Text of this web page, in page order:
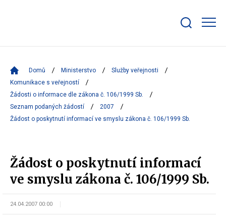
bar
Domů Ministerstvo
Služby veřejnosti
Komunikace s veřejností
Žádosti o informace dle zákona č. 106/1999 Sb.
Seznam podaných žádostí
2007
Žádost o poskytnutí informací ve smyslu zákona č. 106/1999 Sb.
Žádost o poskytnutí informací
ve smyslu zákona č. 106/1999 Sb.
24.04.2007 00:00